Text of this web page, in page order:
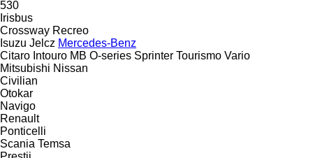
530
Irisbus
Crossway Recreo
Isuzu Jelcz Mercedes-Benz
Citaro Intouro MB O-series Sprinter Tourismo Vario
Mitsubishi Nissan
Civilian
Otokar
Navigo
Renault
Ponticelli
Scania Temsa